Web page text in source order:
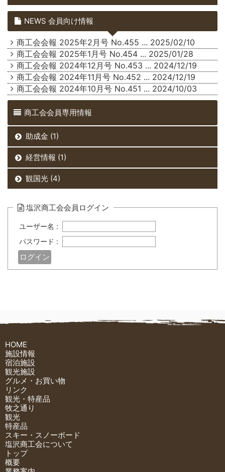
NEWS 会員向け情報
商工会会報 2025年2月号 No.455 ... 2025/02/10
商工会会報 2025年1月号 No.454 ... 2025/01/28
商工会会報 2024年12月号 No.453 ... 2024/12/19
商工会会報 2024年11月号 No.452 ... 2024/12/19
商工会会報 2024年10月号 No.451 ... 2024/10/03
商工会会員専用情報
助成金 (1)
経営情報 (1)
観国光 (4)
塩沢商工会会員ログイン
ユーザー名 :
パスワード :
HOME
施設情報
宿泊施設
観光施設
グルメ・お買い物
リンク
観光・特産品
牧之通り
観光
特産品
スキー・スノーボード
塩沢商工会について
トップ
概要